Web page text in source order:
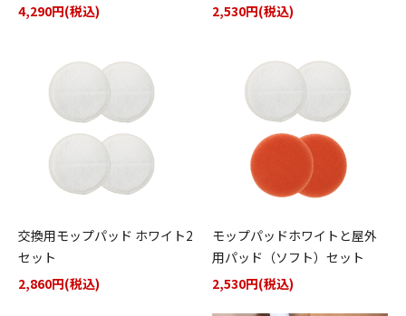
4,290円(税込)
2,530円(税込)
交換用モップパッド ホワイト2
セット
2,860円(税込)
モップパッドホワイトと屋外
用パッド（ソフト）セット
2,530円(税込)